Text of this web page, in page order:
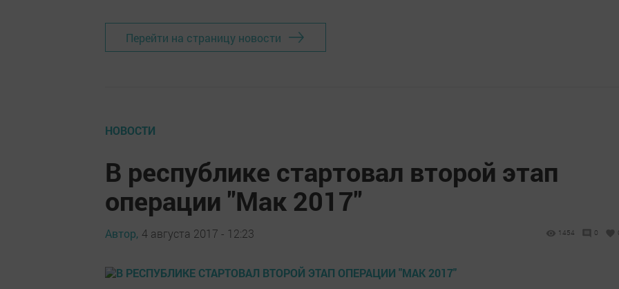
Перейти на страницу новости
НОВОСТИ
В республике стартовал второй этап
операции "Мак 2017"
Автор, 4 августа 2017 - 12:23 1454 0